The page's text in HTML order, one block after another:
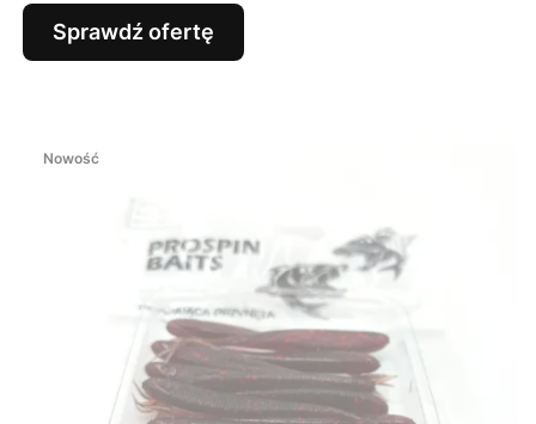
Sprawdź ofertę
Nowość